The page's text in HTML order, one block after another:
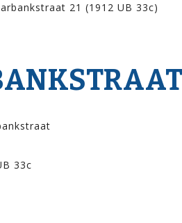
21 (1912 UB 33c)
33c